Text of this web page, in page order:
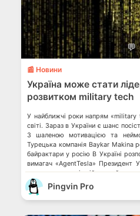
💬
📰 Новини
Україна може стати
розвитком military tech
У найближчі роки напрям
світі. Зараз в України є шанс
З шаленою мотивацією та
Турецька компанія Baykar Makina
байрактари у росію В Україні
вимагач «AgentTesla» Президент
встановив внутрішній дедлайн для
Pingvin Pro